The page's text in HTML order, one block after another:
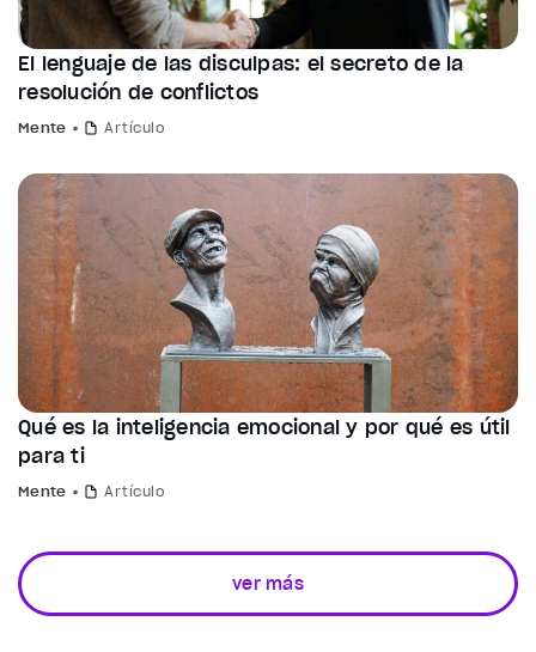
El lenguaje de las disculpas: el secreto de la
resolución de conflictos
Mente Artículo
Qué es la inteligencia emocional y por qué es útil
para ti
Mente Artículo
ver más